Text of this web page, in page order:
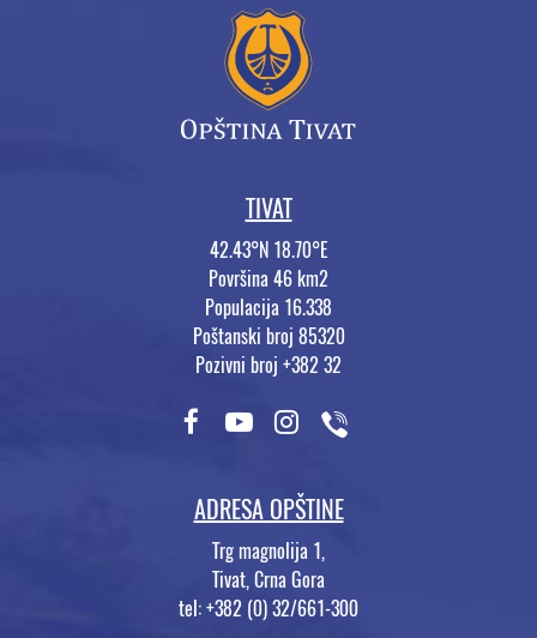
TIVAT
42.43°N 18.70°E
Površina 46 km2
Populacija 16.338
Poštanski broj 85320
Pozivni broj +382 32
ADRESA OPŠTINE
Trg magnolija 1,
Tivat, Crna Gora
tel: +382 (0) 32/661-300